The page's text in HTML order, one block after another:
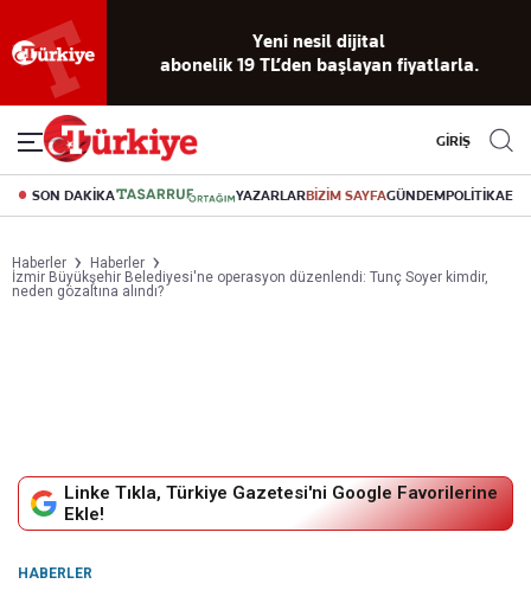
Yeni nesil dijital
abonelik 19 TL’den başlayan fiyatlarla.
GİRİŞ
SON DAKİKA YAZARLARBİZİM SAYFAGÜNDEMPOLİTİKA
Haberler
Haberler
İzmir Büyükşehir Belediyesi'ne operasyon düzenlendi: Tunç Soyer kimdir,
neden gözaltına alındı?
Linke Tıkla, Türkiye Gazetesi'ni Google Favorilerine
Ekle!
HABERLER